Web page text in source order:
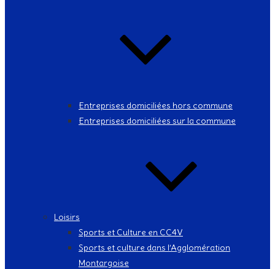
Entreprises domiciliées hors commune
Entreprises domiciliées sur la commune
Loisirs
Sports et Culture en CC4V
Sports et culture dans l’Agglomération
Montargoise